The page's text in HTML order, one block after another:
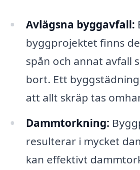
Avlägsna byggavfall:
byggprojektet finns
spån och annat avfall
bort. Ett
att allt skräp tas
Dammtorkning:
resulterar i mycket
kan effektivt